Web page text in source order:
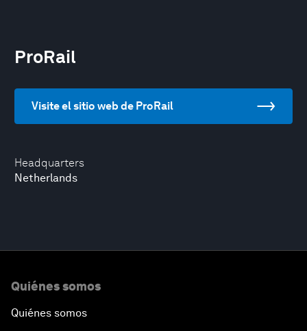
Headquarters
Netherlands
ProRail
Visite el sitio web de ProRail
Quiénes somos
Quiénes somos